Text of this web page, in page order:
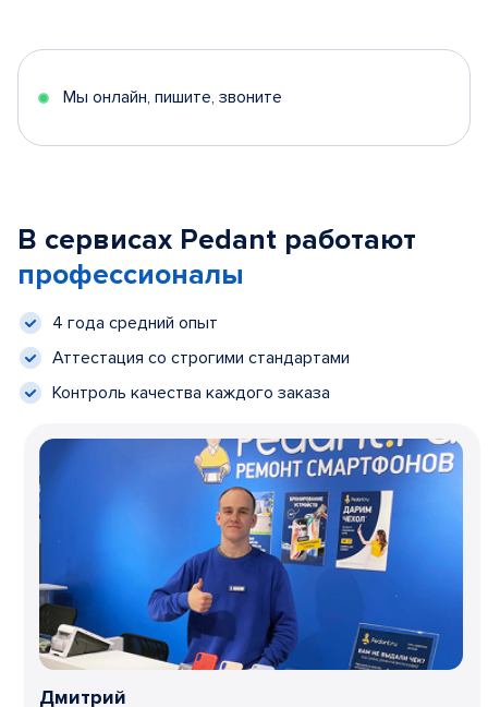
Мы онлайн, пишите, звоните
В сервисах Pedant работают
профессионалы
4 года средний опыт
Аттестация со строгими стандартами
Контроль качества каждого заказа
Дмитрий